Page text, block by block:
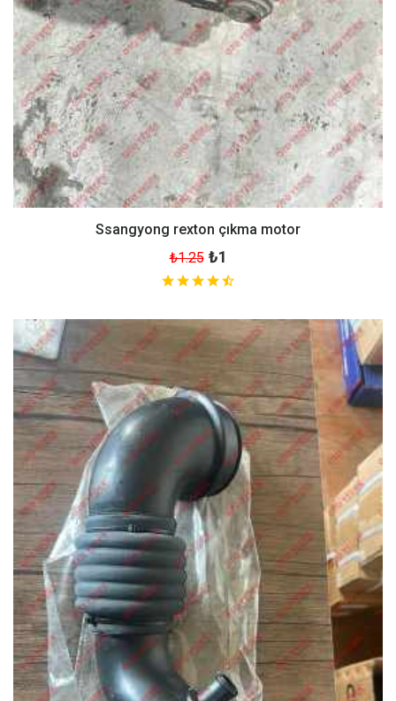
Ssangyong rexton çıkma motor
₺1.25 ₺1